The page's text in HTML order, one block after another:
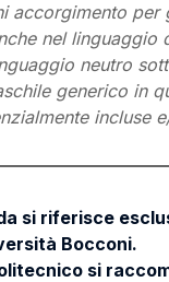
accorgimento per
nel linguaggio
neutro
generico in
incluse
si riferisce
Bocconi.
si